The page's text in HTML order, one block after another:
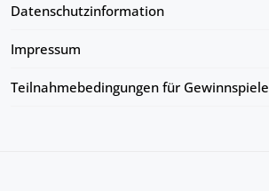
Datenschutzinformation
Impressum
Teilnahmebedingungen für Gewinnspiele